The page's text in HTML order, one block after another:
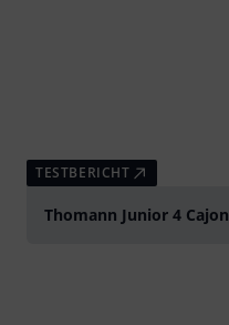
TESTBERICHT
Thomann Junior 4 Cajon